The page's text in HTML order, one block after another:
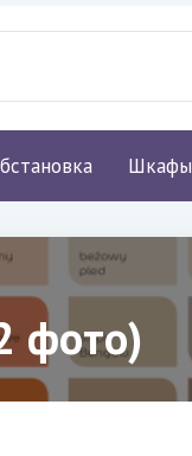
Шкафы
фото)